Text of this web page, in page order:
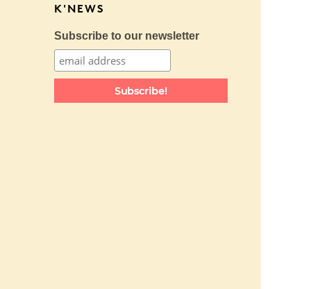
K'NEWS
Subscribe to our newsletter
Subscribe!